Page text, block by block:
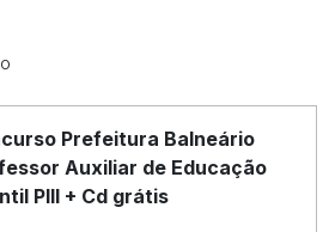
Prefeitura Balneário
Auxiliar de Educação
PIII + Cd grátis